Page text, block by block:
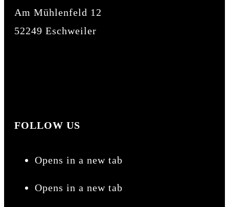
Am Mühlenfeld 12
52249 Eschweiler
FOLLOW US
Opens in a new tab
Opens in a new tab